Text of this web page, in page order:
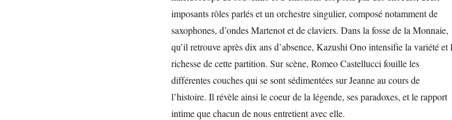
imposants rôles parlés et un orchestre singulier, composé notamment de
saxophones, d’ondes Martenot et de claviers. Dans la fosse de la Monnaie,
qu’il retrouve après dix ans d’absence, Kazushi Ono intensifie la variété et
richesse de cette partition. Sur scène, Romeo Castellucci fouille les
différentes couches qui se sont sédimentées sur Jeanne au cours de
l’histoire. Il révèle ainsi le coeur de la légende, ses paradoxes, et le rapport
intime que chacun de nous entretient avec elle.